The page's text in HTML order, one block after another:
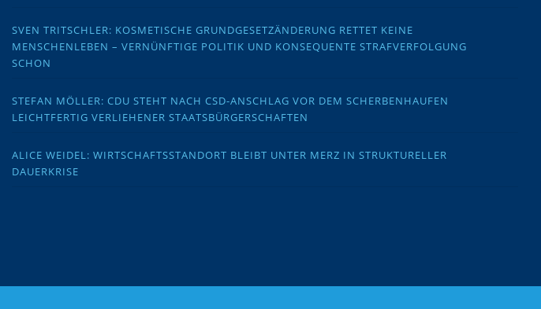
SVEN TRITSCHLER: KOSMETISCHE GRUNDGESETZÄNDERUNG RETTET KEINE
MENSCHENLEBEN – VERNÜNFTIGE POLITIK UND KONSEQUENTE STRAFVERFOLGUNG
SCHON
STEFAN MÖLLER: CDU STEHT NACH CSD-ANSCHLAG VOR DEM SCHERBENHAUFEN
LEICHTFERTIG VERLIEHENER STAATSBÜRGERSCHAFTEN
ALICE WEIDEL: WIRTSCHAFTSSTANDORT BLEIBT UNTER MERZ IN STRUKTURELLER
DAUERKRISE